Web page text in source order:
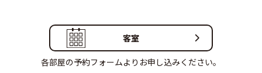
客室
各部屋の予約フォームよりお申し込みください。